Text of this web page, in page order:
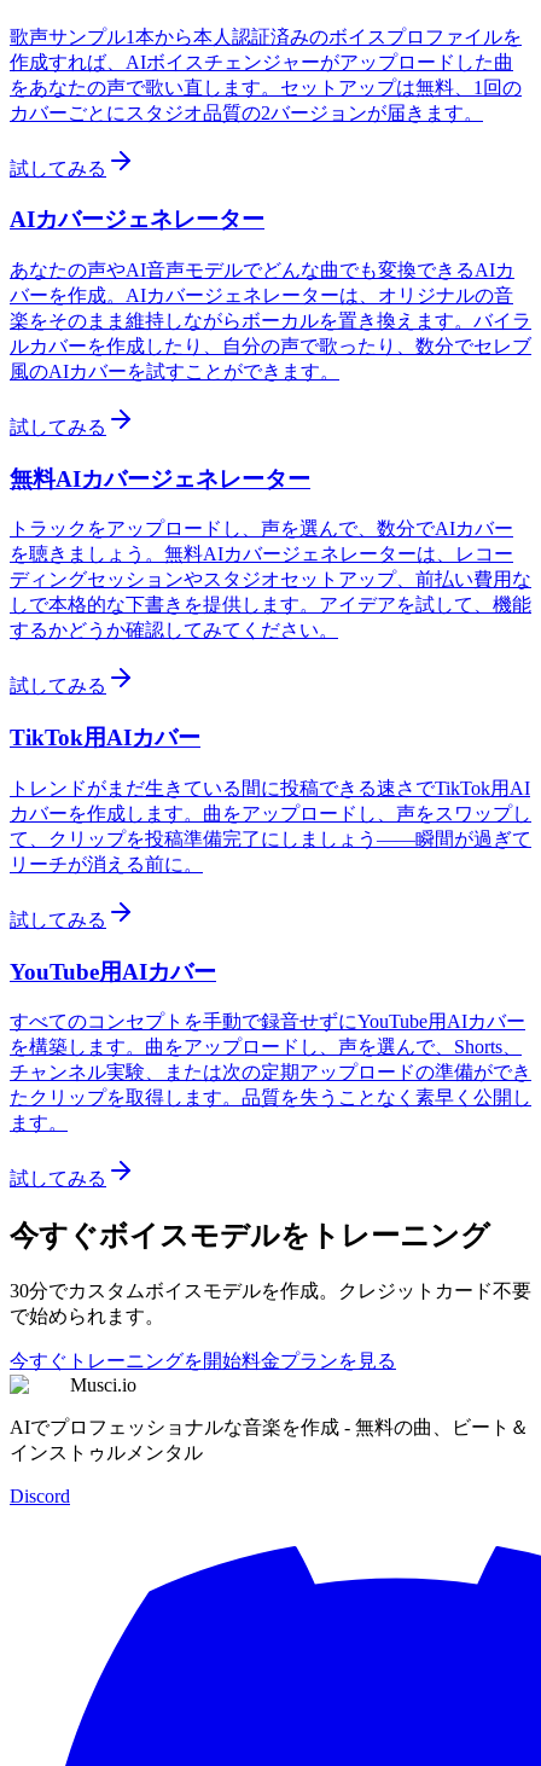
歌声サンプル1本から本人認証済みのボイスプロファイルを
作成すれば、AIボイスチェンジャーがアップロードした曲
をあなたの声で歌い直します。セットアップは無料、1回の
カバーごとにスタジオ品質の2バージョンが届きます。
試してみる
AIカバージェネレーター
あなたの声やAI音声モデルでどんな曲でも変換できるAIカ
バーを作成。AIカバージェネレーターは、オリジナルの音
楽をそのまま維持しながらボーカルを置き換えます。バイラ
ルカバーを作成したり、自分の声で歌ったり、数分でセレブ
風のAIカバーを試すことができます。
試してみる
無料AIカバージェネレーター
トラックをアップロードし、声を選んで、数分でAIカバー
を聴きましょう。無料AIカバージェネレーターは、レコー
ディングセッションやスタジオセットアップ、前払い費用な
しで本格的な下書きを提供します。アイデアを試して、機能
するかどうか確認してみてください。
試してみる
TikTok用AIカバー
トレンドがまだ生きている間に投稿できる速さでTikTok用AI
カバーを作成します。曲をアップロードし、声をスワップし
て、クリップを投稿準備完了にしましょう——瞬間が過ぎて
リーチが消える前に。
試してみる
YouTube用AIカバー
すべてのコンセプトを手動で録音せずにYouTube用AIカバー
を構築します。曲をアップロードし、声を選んで、Shorts、
チャンネル実験、または次の定期アップロードの準備ができ
たクリップを取得します。品質を失うことなく素早く公開し
ます。
試してみる
今すぐボイスモデルをトレーニング
30分でカスタムボイスモデルを作成。クレジットカード不要
で始められます。
今すぐトレーニングを開始料金プランを見る
Musci.io
AIでプロフェッショナルな音楽を作成 - 無料の曲、ビート＆
インストゥルメンタル
Discord